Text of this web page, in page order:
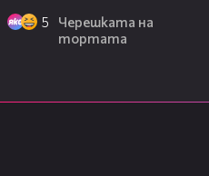
5
Черешката на
тортата